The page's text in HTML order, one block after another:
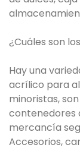
¿Cuáles son
Hay una
acrílico para
minoristas,
contenedores
mercancía
Accesorios,